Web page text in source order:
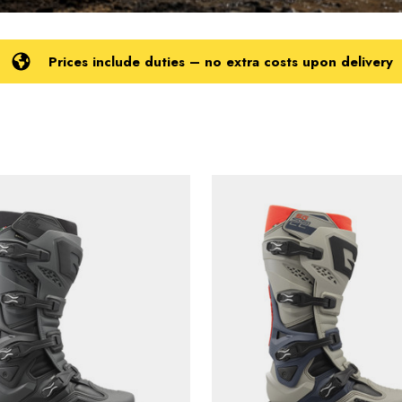
Prices include duties – no extra costs upon delivery